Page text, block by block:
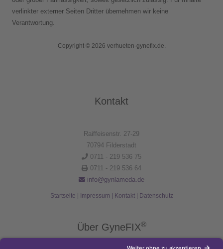
verlinkter externer Seiten Dritter übernehmen wir keine
Verantwortung.
Copyright © 2026 verhueten-gynefix.de.
Kontakt
Raiffeisenstr. 27-29
70794 Filderstadt
0711 - 219 536 75
0711 - 219 536 64
info@gynlameda.de
Startseite Impressum Kontakt| Datenschutz
Über GyneFIX®